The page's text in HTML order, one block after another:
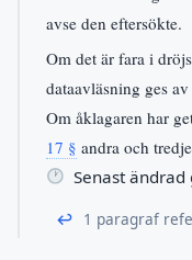
avse den eftersökte.
Om det är fara i
dataavläsning ges
Om åklagaren har
17 § andra och
Senast ändrad
↩ 1 paragraf